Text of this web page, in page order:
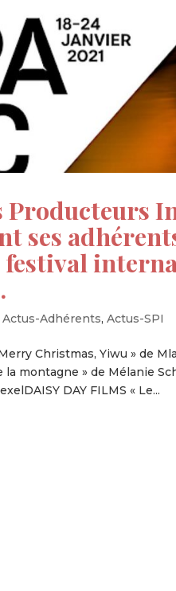
Producteurs
ses
festival
Actus-Adhérents,Actus-SPI
Christmas, Yiwu » de
la montagne » de Mélanie
DAY FILMS « Le...